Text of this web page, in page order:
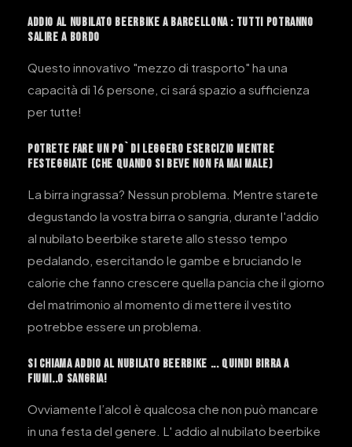
ADDIO AL NUBILATO BEERBIKE A BARCELLONA : TUTTI POTRANNO
SALIRE A BORDO
Questo innovativo "mezzo di trasporto" ha una
capacità di 16 persone, ci sará spazio a sufficienza
per tutte!
POTRETE FARE UN PO`DI LEGGERO ESERCIZIO MENTRE
FESTEGGIATE (CHE QUANDO SI BEVE NON FA MAI MALE)
La birra ingrassa? Nessun problema. Mentre starete
degustando la vostra birra o sangria, durante l'addio
al nubilato beerbike starete allo stesso tempo
pedalando, esercitando le gambe e bruciando le
calorie che fanno crescere quella pancia che il giorno
del matrimonio al momento di mettere il vestito
potrebbe essere un problema.
SI CHIAMA ADDIO AL NUBILATO BEERBIKE ... QUINDI BIRRA A
FIUMI..O SANGRIA!
Ovviamente l’alcol è qualcosa che non può mancare
in una festa del genere. L' addio al nubilato beerbike